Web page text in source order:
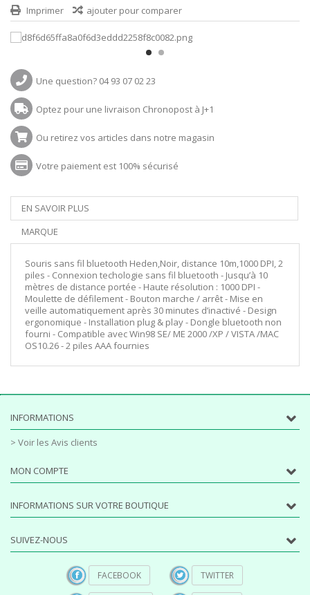
Imprimer ajouter pour comparer
Une question? 04 93 07 02 23
Optez pour une livraison Chronopost à J+1
Ou retirez vos articles dans notre magasin
Votre paiement est 100% sécurisé
EN SAVOIR PLUS
MARQUE
Souris sans fil bluetooth Heden,Noir, distance 10m,1000 DPI, 2
piles - Connexion techologie sans fil bluetooth - Jusqu’à 10
mètres de distance portée - Haute résolution : 1000 DPI -
Moulette de défilement - Bouton marche / arrêt - Mise en
veille automatiquement après 30 minutes d’inactivé - Design
ergonomique - Installation plug & play - Dongle bluetooth non
fourni - Compatible avec Win98 SE/ ME 2000 /XP / VISTA /MAC
OS10.26 - 2 piles AAA fournies
INFORMATIONS
> Voir les Avis clients
MON COMPTE
INFORMATIONS SUR VOTRE BOUTIQUE
SUIVEZ-NOUS
FACEBOOK TWITTER